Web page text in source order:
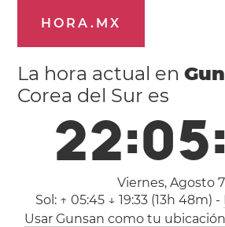
HORA.MX
La hora actual en
Corea del Sur es
22:05:
Viernes, Agosto
Sol: ↑ 05:45 ↓ 19:33 (13h 48m) -
Usar Gunsan como tu